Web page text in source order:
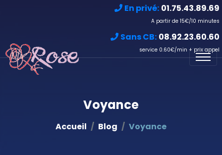
En privé: 01.75.43.89.69
A partir de 15€/10 minutes
Sans CB: 08.92.23.60.60
service 0.60€/min + prix appel
Voyance
Accueil Blog Voyance